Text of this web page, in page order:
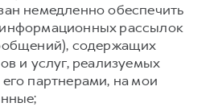
немедленно обеспечить
рассылок
содержащих
и услуг, реализуемых
партнерами, на мои